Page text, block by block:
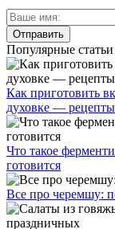
Популярные статьи
Как приготовить
духовке — рецепты
Что такое
готовится
Все про черемшу: